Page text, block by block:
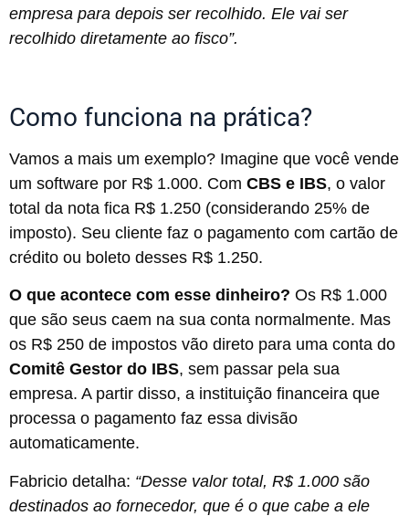
empresa para depois ser recolhido. Ele vai ser
recolhido diretamente ao fisco”.
Como funciona na prática?
Vamos a mais um exemplo? Imagine que você vende
um software por R$ 1.000. Com CBS e IBS, o valor
total da nota fica R$ 1.250 (considerando 25% de
imposto). Seu cliente faz o pagamento com cartão de
crédito ou boleto desses R$ 1.250.
O que acontece com esse dinheiro? Os R$ 1.000
que são seus caem na sua conta normalmente. Mas
os R$ 250 de impostos vão direto para uma conta do
Comitê Gestor do IBS, sem passar pela sua
empresa. A partir disso, a instituição financeira que
processa o pagamento faz essa divisão
automaticamente.
Fabricio detalha: “Desse valor total, R$ 1.000 são
destinados ao fornecedor, que é o que cabe a ele